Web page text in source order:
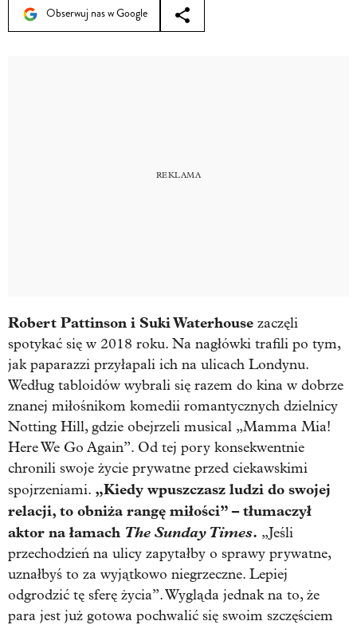
Obserwuj nas w Google
Robert Pattinson i Suki Waterhouse zaczęli
spotykać się w 2018 roku. Na nagłówki trafili po tym,
jak paparazzi przyłapali ich na ulicach Londynu.
Według tabloidów wybrali się razem do kina w dobrze
znanej miłośnikom komedii romantycznych dzielnicy
Notting Hill, gdzie obejrzeli musical „Mamma Mia!
Here We Go Again”. Od tej pory konsekwentnie
chronili swoje życie prywatne przed ciekawskimi
spojrzeniami. „Kiedy wpuszczasz ludzi do swojej
relacji, to obniża rangę miłości” – tłumaczył
aktor na łamach The Sunday Times. „Jeśli
przechodzień na ulicy zapytałby o sprawy prywatne,
uznałbyś to za wyjątkowo niegrzeczne. Lepiej
odgrodzić tę sferę życia”. Wygląda jednak na to, że
para jest już gotowa pochwalić się swoim szczęściem